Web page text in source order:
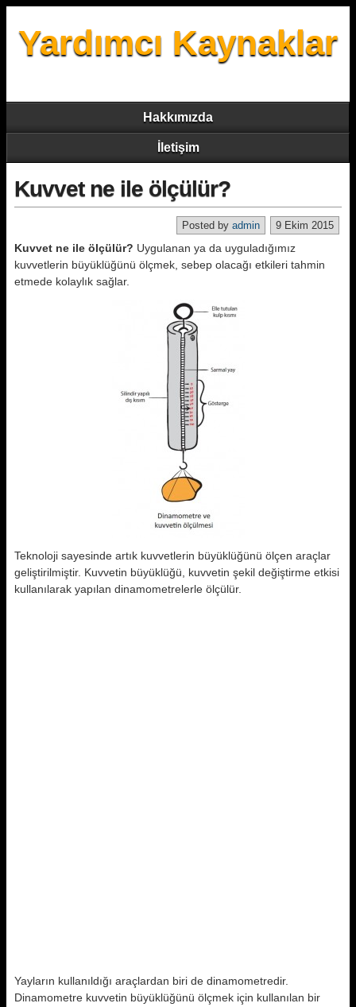
Yardımcı Kaynaklar
Hakkımızda
İletişim
Kuvvet ne ile ölçülür?
9 Ekim 2015
Posted by admin
Kuvvet ne ile ölçülür? Uygulanan ya da uyguladığımız
kuvvetlerin büyüklüğünü ölçmek, sebep olacağı etkileri tahmin
etmede kolaylık sağlar.
Teknoloji sayesinde artık kuvvetlerin büyüklüğünü ölçen araçlar
geliştirilmiştir. Kuvvetin büyüklüğü, kuvvetin şekil değiştirme etkisi
kullanılarak yapılan dinamometrelerle ölçülür.
Yayların kullanıldığı araçlardan biri de dinamometredir.
Dinamometre kuvvetin büyüklüğünü ölçmek için kullanılan bir